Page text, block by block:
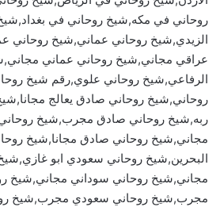
روحاني في مكه,شيخ روحاني في
الزيدي,شيخ روحاني عماني,شيخ روحاني
عراقي مجاني,شيخ روحاني عماني
الرفاعي,شيخ روحاني علوي,رقم شيخ
روحاني,شيخ روحاني صادق يعالج
ربه,شيخ روحاني صادق مجرب,شيخ
مجاني,شيخ روحاني صادق مجانا,شيخ
البحرين,شيخ روحاني سعودي ابو
مجاني,شيخ روحاني سوداني مجاني,شيخ
مجرب,شيخ روحاني سعودي مجرب,شيخ